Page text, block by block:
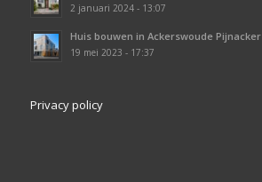
2 januari 2024 - 13:07
Huis bouwen in Ackerswoude Pijnacker
19 mei 2023 - 17:37
Privacy policy